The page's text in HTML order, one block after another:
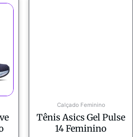
Calçado Feminino
Tênis Asics Gel Pulse
14 Feminino